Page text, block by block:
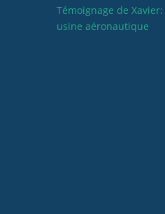
Témoignage de
usine aéronautique